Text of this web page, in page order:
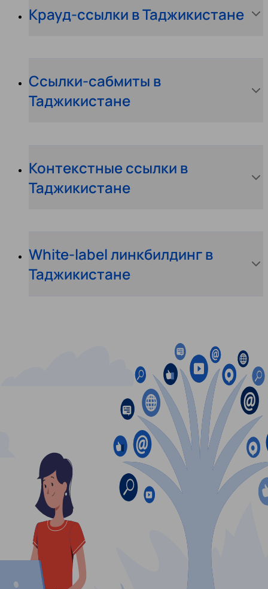
Крауд-ссылки в Таджикистане
Ссылки-сабмиты в
Таджикистане
Контекстные ссылки в
Таджикистане
White-label линкбилдинг в
Таджикистане